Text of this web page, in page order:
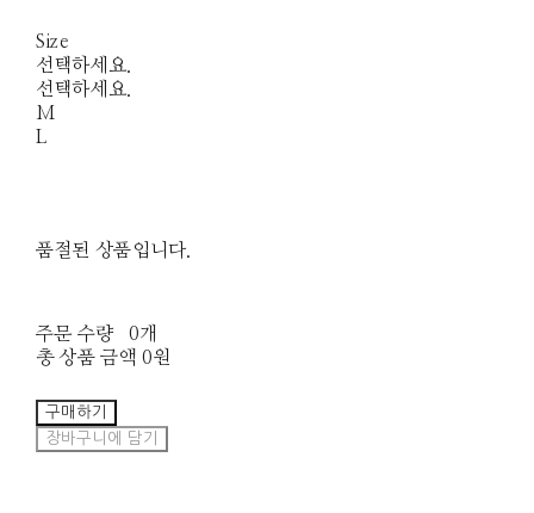
Size
선택하세요.
선택하세요.
M
L
품절된 상품입니다.
주문 수량
0개
총 상품 금액 0원
구매하기
장바구니에 담기